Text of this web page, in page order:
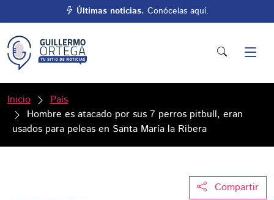
Últimas noticias. Conócelas aquí.
Inicio
País
Hombre es atacado por sus 7 perros pitbull, eran
usados para peleas en Santa María la Ribera
Compartir